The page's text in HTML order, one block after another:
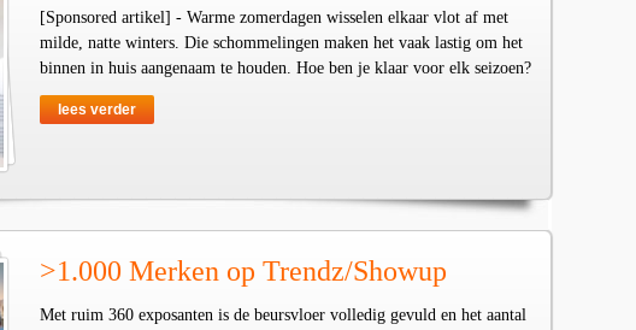
[Sponsored artikel] - Warme zomerdagen wisselen elkaar vlot af met
milde, natte winters. Die schommelingen maken het vaak lastig om het
binnen in huis aangenaam te houden. Hoe ben je klaar voor elk seizoen?
lees verder
>1.000 Merken op Trendz/Showup
Met ruim 360 exposanten is de beursvloer volledig gevuld en het aantal